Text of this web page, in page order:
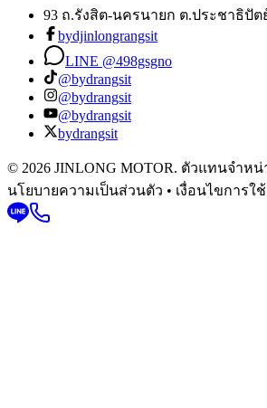
93 ถ.รังสิต-นครนายก ต.ประชาธิปั
bydjinlongrangsit
LINE @498gsgno
@bydrangsit
@bydrangsit
@bydrangsit
bydrangsit
© 2026 JINLONG MOTOR. ตัวแทนจำห
นโยบายความเป็นส่วนตัว • เงื่อนไขการใ